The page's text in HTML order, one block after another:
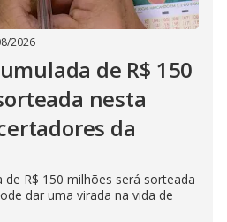
2026
de R$ 150
nesta
da
de R$ 150 milhões será sorteada
dar uma virada na vida de